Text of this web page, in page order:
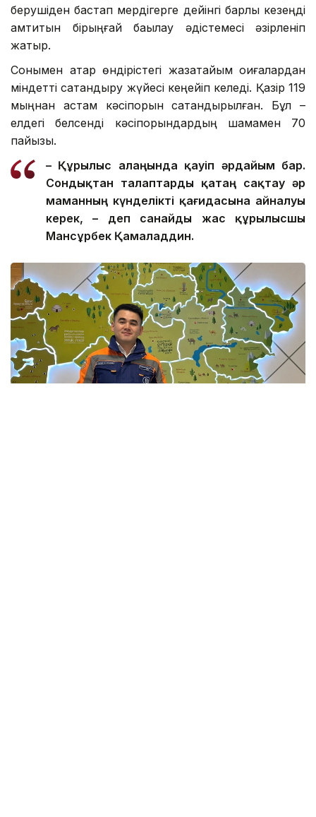
берушіден бастап мердігерге дейінгі барлық кезеңді
қамтитын бірыңғай бақылау әдістемесі әзірленіп
жатыр.
Сонымен қатар өндірістегі жазатайым оқиғалардан
міндетті сақтандыру жүйесі кеңейіп келеді. Қазір 119
мыңнан астам кәсіпорын сақтандырылған. Бұл –
елдегі белсенді кәсіпорындардың шамамен 70
пайызы.
– Құрылыс алаңында қауіп әрдайым бар.
Сондықтан талаптарды қатаң сақтау әр
маманның күнделікті қағидасына айналуы
керек, – деп санайды жас құрылысшы
Мансұрбек Қамаладдин.